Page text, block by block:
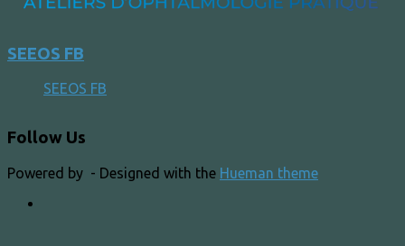
SEEOS FB
SEEOS FB
Follow Us
Powered by - Designed with the Hueman theme